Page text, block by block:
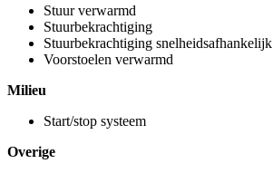
Stuur verwarmd
Stuurbekrachtiging
Stuurbekrachtiging snelheidsafhankelijk
Voorstoelen verwarmd
Milieu
Start/stop systeem
Overige